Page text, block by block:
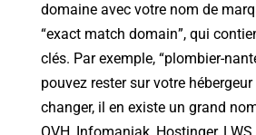
domaine avec votre nom de
“exact match domain”, qui
clés. Par exemple, “plombier-
pouvez rester sur votre
changer, il en existe un grand